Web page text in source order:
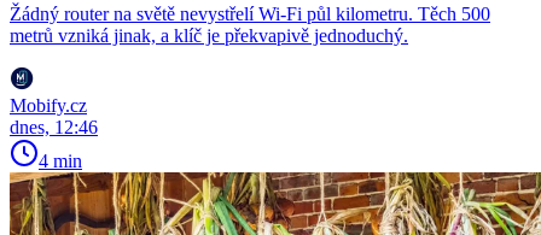
Žádný router na světě nevystřelí Wi-Fi půl kilometru. Těch 500
metrů vzniká jinak, a klíč je překvapivě jednoduchý.
Mobify.cz
dnes, 12:46
4 min